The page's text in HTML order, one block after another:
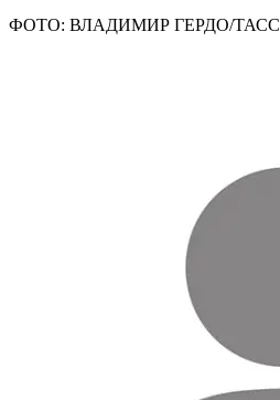
ФОТО: ВЛАДИМИР ГЕРДО/ТАСС